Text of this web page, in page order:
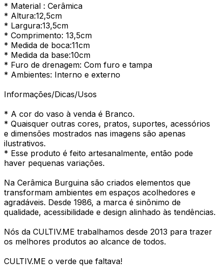
* Material : Cerâmica
* Altura:12,5cm
* Largura:13,5cm
* Comprimento: 13,5cm
* Medida de boca:11cm
* Medida da base:10cm
* Furo de drenagem: Com furo e tampa
* Ambientes: Interno e externo
Informações/Dicas/Usos
* A cor do vaso à venda é Branco.
* Quaisquer outras cores, pratos, suportes, acessórios
e dimensões mostrados nas imagens são apenas
ilustrativos.
* Esse produto é feito artesanalmente, então pode
haver pequenas variações.
Na Cerâmica Burguina são criados elementos que
transformam ambientes em espaços acolhedores e
agradáveis. Desde 1986, a marca é sinônimo de
qualidade, acessibilidade e design alinhado às tendências.
Nós da CULTIV.ME trabalhamos desde 2013 para trazer
os melhores produtos ao alcance de todos.
CULTIV.ME o verde que faltava!